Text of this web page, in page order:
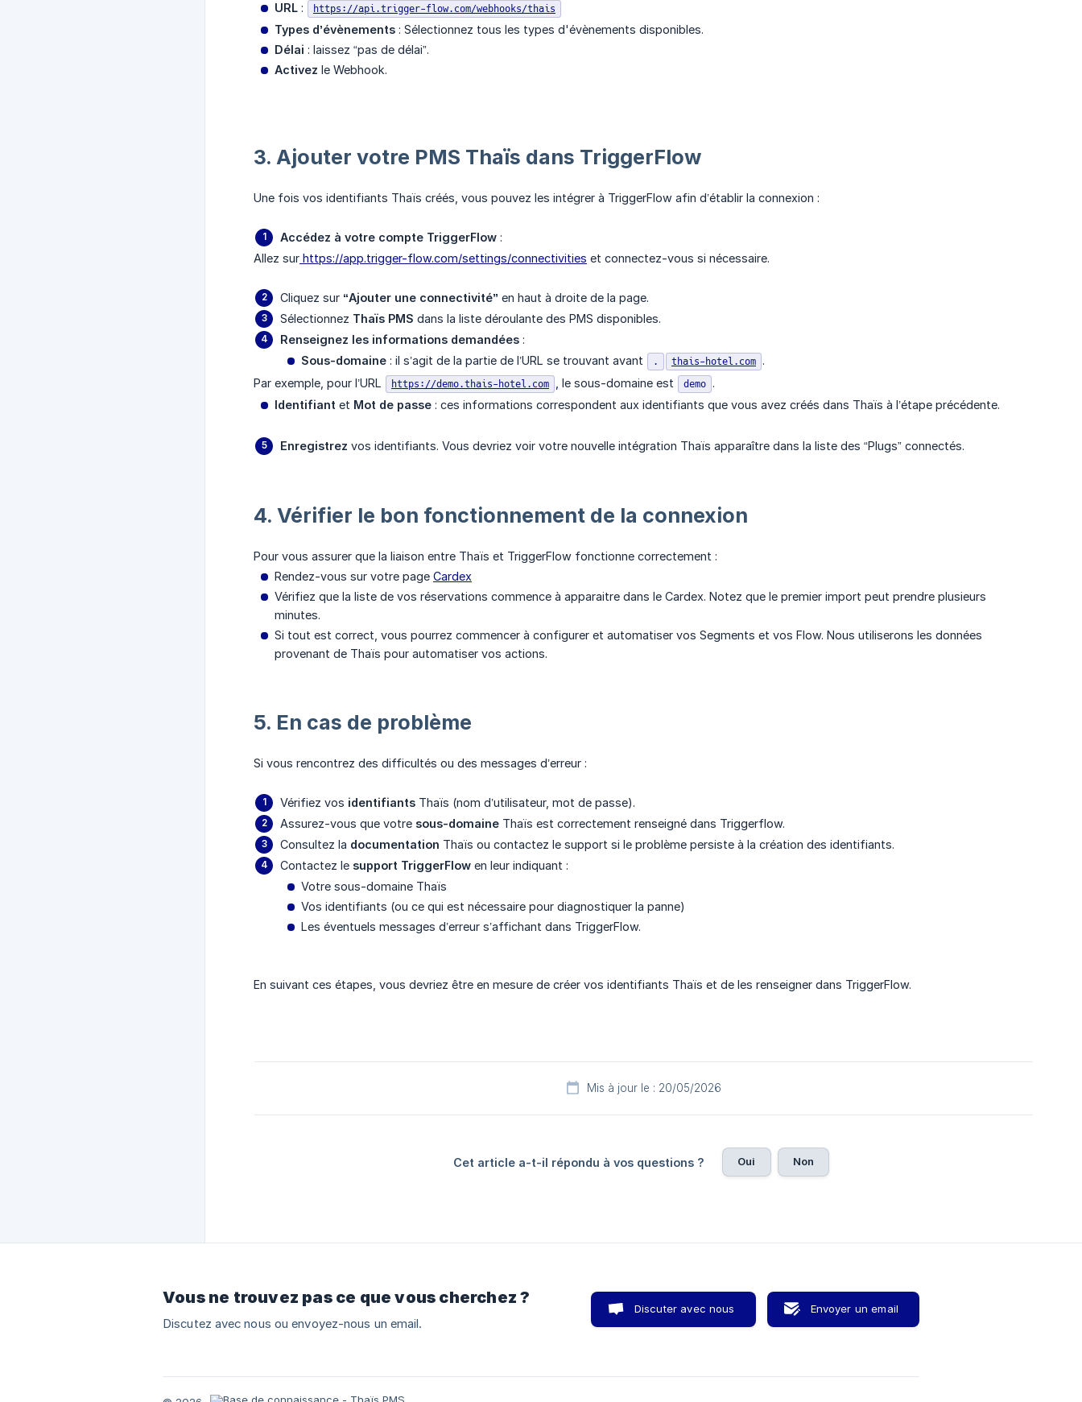
URL : https://api.trigger-flow.com/webhooks/thais
Types d’évènements : Sélectionnez tous les types d'évènements disponibles.
Délai : laissez “pas de délai”.
Activez le Webhook.
3. Ajouter votre PMS Thaïs dans TriggerFlow
Une fois vos identifiants Thaïs créés, vous pouvez les intégrer à TriggerFlow afin d’établir la connexion :
Accédez à votre compte TriggerFlow :
Allez sur https://app.trigger-flow.com/settings/connectivities et connectez-vous si nécessaire.
Cliquez sur “Ajouter une connectivité” en haut à droite de la page.
Sélectionnez Thaïs PMS dans la liste déroulante des PMS disponibles.
Renseignez les informations demandées :
Sous-domaine : il s’agit de la partie de l’URL se trouvant avant . thais-hotel.com .
Par exemple, pour l’URL
https://demo.thais-hotel.com le sous-domaine est demo .
Identifiant et Mot de passe : ces informations correspondent aux identifiants que vous avez créés dans Thaïs à l’étape précédente.
Enregistrez vos identifiants. Vous devriez voir votre nouvelle intégration Thaïs apparaître dans la liste des “Plugs” connectés.
4. Vérifier le bon fonctionnement de la connexion
Pour vous assurer que la liaison entre Thaïs et TriggerFlow fonctionne correctement :
Rendez-vous sur votre page Cardex
Vérifiez que la liste de vos réservations commence à apparaitre dans le Cardex. Notez que le premier import peut prendre plusieurs
minutes.
Si tout est correct, vous pourrez commencer à configurer et automatiser vos Segments et vos Flow. Nous utiliserons les données
provenant de Thaïs pour automatiser vos actions.
5. En cas de problème
Si vous rencontrez des difficultés ou des messages d’erreur :
Vérifiez vos identifiants Thaïs (nom d’utilisateur, mot de passe).
Assurez-vous que votre sous-domaine Thaïs est correctement renseigné dans Triggerflow.
Consultez la documentation Thaïs ou contactez le support si le problème persiste à la création des identifiants.
Contactez le support TriggerFlow en leur indiquant :
Votre sous-domaine Thaïs
Vos identifiants (ou ce qui est nécessaire pour diagnostiquer la panne)
Les éventuels messages d’erreur s’affichant dans TriggerFlow.
En suivant ces étapes, vous devriez être en mesure de créer vos identifiants Thaïs et de les renseigner dans TriggerFlow.
Mis à jour le : 20/05/2026
Cet article a-t-il répondu à vos questions ? Oui Non
Vous ne trouvez pas ce que vous cherchez ?
Discutez avec nous ou envoyez-nous un email.
Discuter avec nous Envoyer un email